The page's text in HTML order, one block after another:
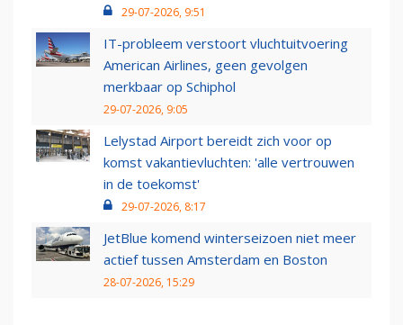
29-07-2026, 9:51
IT-probleem verstoort vluchtuitvoering
American Airlines, geen gevolgen
merkbaar op Schiphol
29-07-2026, 9:05
Lelystad Airport bereidt zich voor op
komst vakantievluchten: 'alle vertrouwen
in de toekomst'
29-07-2026, 8:17
JetBlue komend winterseizoen niet meer
actief tussen Amsterdam en Boston
28-07-2026, 15:29